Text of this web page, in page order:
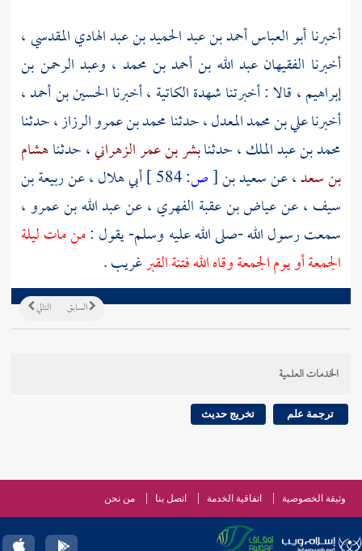
أخبرناأبو العباس أحمد بن عبد الحميد بن عبد الهادي المقدسي،
أخبرنا الفقيهان عبد الله بن أحمد بن محمد ، وعبد الرحمن بن
إبراهيم، قالا : أخبرتناشهدة الكاتية ، أخبرناالحسين بن أحمد،
أخبرناعلي بن محمد المعدل، حدثنامحمد بن عمرو الرزاز، حدثنا
محمد بن عبد الملك، حدثنابشر بن عمر الزهراني، حدثناهشام
بن سعد، عنسعيد بن[ص: أبي هلال، عنربيعة بن
سيف ، عنعياض بن عقبة الفهري ، عنعبد الله بن عمرو،
سمعت رسول الله -صلى الله عليه وسلم- يقول :من مات ليلة
الجمعة أو يوم الجمعة وقاه الله فتنة القبرغريب .
التالي السابق
الخدمات العلمية
ترجمة علم تخريج حديث
وثيقة الخصوصية اتفاقية الخدمة اتصل بنا من نحن